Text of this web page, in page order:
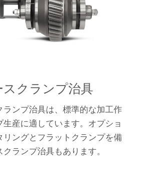
スクランプ治具
ランプ治具は、標準的な加工作
産に適しています。オプショ
リングとフラットクランプを備
クランプ治具もあります。